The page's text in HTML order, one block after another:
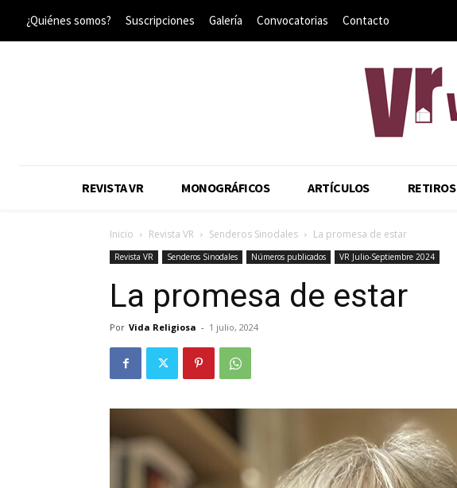
¿Quiénes somos? Suscripciones Galería Convocatorias Contacto
REVISTA VR MONOGRÁFICOS ARTÍCULOS RETIROS
Inicio Revista VR Senderos Sinodales La promesa de estar
Revista VR Senderos Sinodales Números publicados VR Julio-Septiembre 2024
La promesa de estar
Por Vida Religiosa - 1 julio, 2024